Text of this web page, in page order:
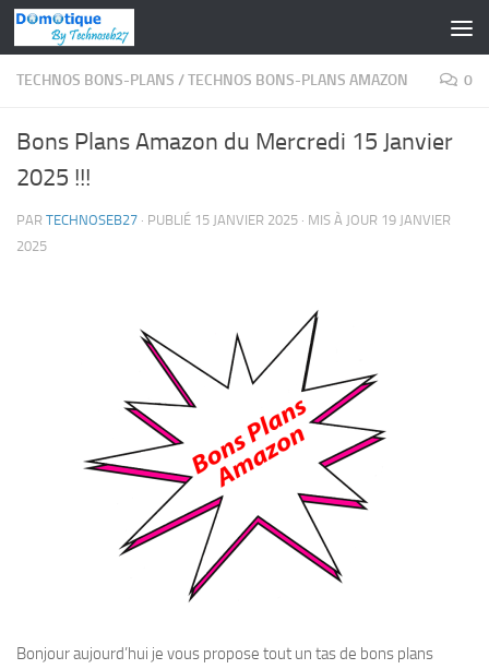
Skip to content
TECHNOS BONS-PLANS /TECHNOS BONS-PLANS AMAZON 0
Bons Plans Amazon du Mercredi 15 Janvier
2025 !!!
PAR TECHNOSEB27 · PUBLIÉ 15 JANVIER 2025 · MIS À JOUR 19 JANVIER
2025
Bonjour aujourd’hui je vous propose tout un tas de bons plans